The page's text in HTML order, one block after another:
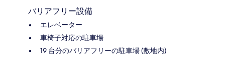
バリアフリー設備
エレベーター
車椅子対応の駐車場
19 台分のバリアフリーの駐車場 (敷地内)